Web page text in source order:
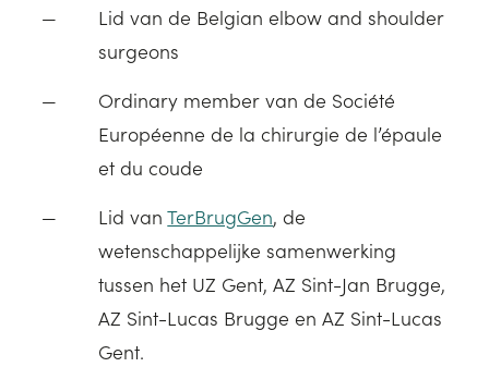
Lid van de Belgian elbow and shoulder
surgeons
Ordinary member van de Société
Européenne de la chirurgie de l’épaule
et du coude
Lid vanTerBrugGen, de
wetenschappelijke samenwerking
tussen het UZ Gent, AZ Sint-Jan Brugge,
AZ Sint-Lucas Brugge en AZ Sint-Lucas
Gent.